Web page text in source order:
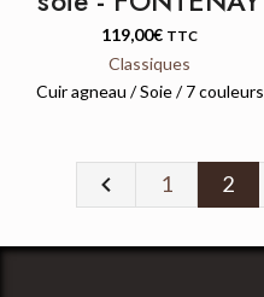
119,00€ TTC
Classiques
Cuir agneau / Soie / 7 couleurs
Previous1 2